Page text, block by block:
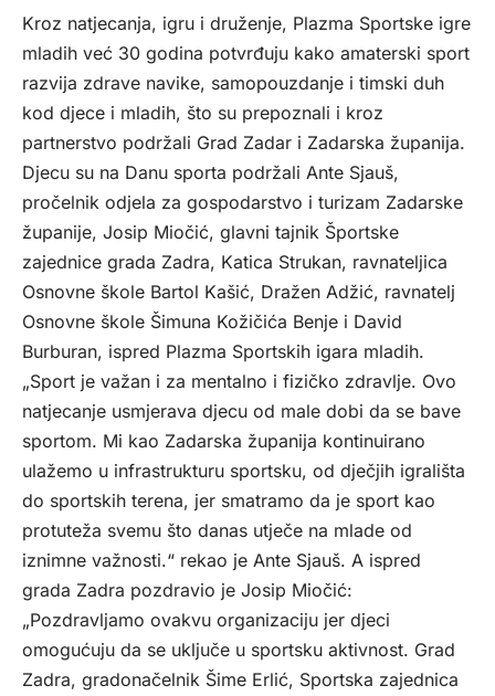
Kroz natjecanja, igru i druženje, Plazma Sportske igre
mladih već 30 godina potvrđuju kako amaterski sport
razvija zdrave navike, samopouzdanje i timski duh
kod djece i mladih, što su prepoznali i kroz
partnerstvo podržali Grad Zadar i Zadarska županija.
Djecu su na Danu sporta podržali Ante Sjauš,
pročelnik odjela za gospodarstvo i turizam Zadarske
županije, Josip Miočić, glavni tajnik Športske
zajednice grada Zadra, Katica Strukan, ravnateljica
Osnovne škole Bartol Kašić, Dražen Adžić, ravnatelj
Osnovne škole Šimuna Kožičića Benje i David
Burburan, ispred Plazma Sportskih igara mladih.
„Sport je važan i za mentalno i fizičko zdravlje. Ovo
natjecanje usmjerava djecu od male dobi da se bave
sportom. Mi kao Zadarska županija kontinuirano
ulažemo u infrastrukturu sportsku, od dječjih igrališta
do sportskih terena, jer smatramo da je sport kao
protuteža svemu što danas utječe na mlade od
iznimne važnosti.“ rekao je Ante Sjauš. A ispred
grada Zadra pozdravio je Josip Miočić:
„Pozdravljamo ovakvu organizaciju jer djeci
omogućuju da se uključe u sportsku aktivnost. Grad
Zadra, gradonačelnik Šime Erlić, Sportska zajednica